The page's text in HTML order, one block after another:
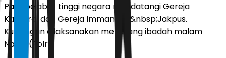
Para pejabat tinggi negara mendatangi Gereja
Katedral dan Gereja Immanuel, &nbsp;Jakpus.
Kunjungan dilaksanakan menjelang ibadah malam
Natal. (Polri)